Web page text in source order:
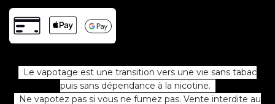
Le vapotage est une transition vers une vie sans tabac
puis sans dépendance à la nicotine.
Ne vapotez pas si vous ne fumez pas. Vente interdite au